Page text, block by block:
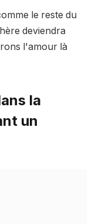
le reste du
deviendra
l'amour là
la
un